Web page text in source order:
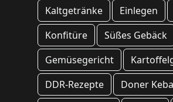
Kaltgetränke
Einlegen
Konfitüre
Süßes Gebäck
Gemüsegericht
DDR-Rezepte
Doner